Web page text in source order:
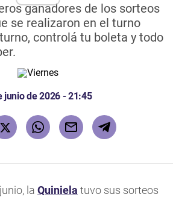
ganadores de los sorteos
se realizaron en el turno
controlá tu boleta y todo
junio de 2026 - 21:45
la Quiniela tuvo sus sorteos